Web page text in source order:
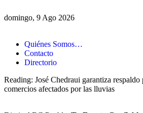
domingo, 9 Ago 2026
Quiénes Somos…
Contacto
Directorio
Reading: José Chedraui garantiza
comercios afectados por las lluvias